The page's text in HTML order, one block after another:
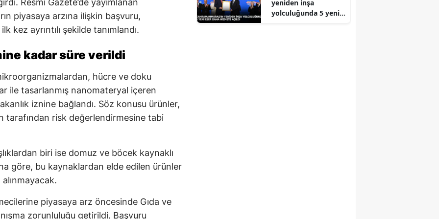
Edirne
Elazığ
Erzincan
Erzurum
Eskişehir
Gaziantep
Gümüşhane
Hakkari
Isparta
Resmî Gazete’de yayımlanan
piyasaya arzına ilişkin başvuru,
kez ayrıntılı şekilde tanımlandı.
kadar süre verildi
hücre ve doku
ile tasarlanmış nanomateryal içeren
iznine bağlandı. Söz konusu ürünler,
tarafından risk değerlendirmesine tabi
biri ise domuz ve böcek kaynaklı
göre, bu kaynaklardan elde edilen ürünler
alınmayacak.
piyasaya arz öncesinde Gıda ve
zorunluluğu getirildi. Başvuru
yeniden inşa
yolculuğunda 5 yeni